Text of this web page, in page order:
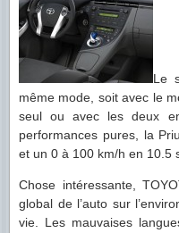
Le
même mode, soit avec le
seul ou avec les deux
performances pures, la
et un 0 à 100 km/h en 10.5
Chose intéressante,
global de l’auto sur
vie. Les mauvaises